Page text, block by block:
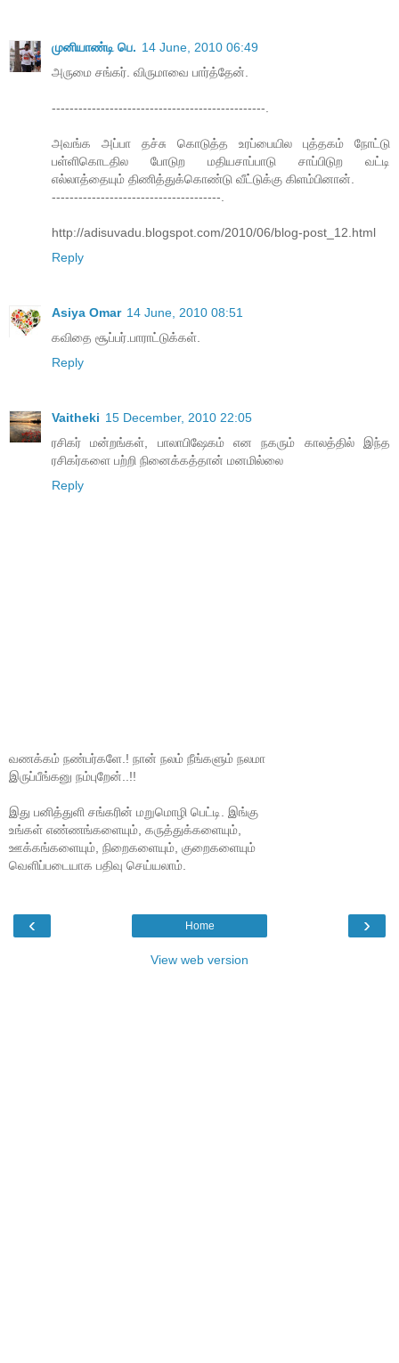
முனியாண்டி பெ. 14 June, 2010 06:49
அருமை சங்கர். விருமாவை பார்த்தேன்.
------------------------------------------------.
அவங்க அப்பா தச்சு கொடுத்த உரப்பையில புத்தகம் நோட்டு
பள்ளிகொடதில போடுற மதியசாப்பாடு சாப்பிடுற வட்டி
எல்லாத்தையும் திணித்துக்கொண்டு வீட்டுக்கு கிளம்பினான்.
--------------------------------------.
http://adisuvadu.blogspot.com/2010/06/blog-post_12.html
Reply
Asiya Omar 14 June, 2010 08:51
கவிதை சூப்பர்.பாராட்டுக்கள்.
Reply
Vaitheki 15 December, 2010 22:05
ரசிகர் மன்றங்கள், பாலாபிஷேகம் என நகரும் காலத்தில் இந்த
ரசிகர்களை பற்றி நினைக்கத்தான் மனமில்லை
Reply
வணக்கம் நண்பர்களே.! நான் நலம் நீங்களும் நலமா
இருப்பீங்கனு நம்புறேன்..!!
இது பனித்துளி சங்கரின் மறுமொழி பெட்டி. இங்கு
உங்கள் எண்ணங்களையும், கருத்துக்களையும்,
ஊக்கங்களையும், நிறைகளையும், குறைகளையும்
வெளிப்படையாக பதிவு செய்யலாம்.
‹ ›
Home
View web version